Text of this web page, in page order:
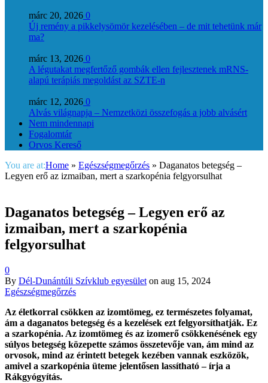
márc 20, 2026 0
Új remény a pikkelysömör kezelésében – de mit tehetünk már
ma?
márc 13, 2026 0
A légutakat megfertőző gombák ellen fejlesztenek mRNS-
alapú terápiás megoldást az SZTE-n
márc 12, 2026 0
Alvás világnapja – Nemzetközi összefogás a jobb alvásért
Nem mindennapi
Fogalomtár
Orvos Kereső
You are at:Home » Egészségmegőrzés » Daganatos betegség –
Legyen erő az izmaiban, mert a szarkopénia felgyorsulhat
Daganatos betegség – Legyen erő az
izmaiban, mert a szarkopénia
felgyorsulhat
0
By Dél-Dunántúli Szívklub egyesület on aug 15, 2024
Egészségmegőrzés
Az életkorral csökken az izomtömeg, ez természetes folyamat,
ám a daganatos betegség és a kezelések ezt felgyorsíthatják. Ez
a szarkopénia. Az izomtömeg és az izomerő csökkenésének egy
súlyos betegség közepette számos összetevője van, ám mind az
orvosok, mind az érintett betegek kezében vannak eszközök,
amivel a szarkopénia üteme jelentősen lassítható – írja a
Rákgyógyítás.